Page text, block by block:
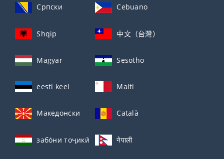
Српски Cebuano
Shqip 中文（台灣）
Magyar Sesotho
eesti keel Malti
Македонски Català
забо́ни тоҷикӣ́ नेपाली